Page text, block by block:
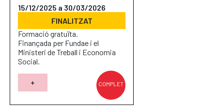
15/12/2025 a 30/03/2026
FINALITZAT
Formació gratuïta.
Finançada per Fundae i el
Ministeri de Treball i Economia
Social.
COMPLET
+